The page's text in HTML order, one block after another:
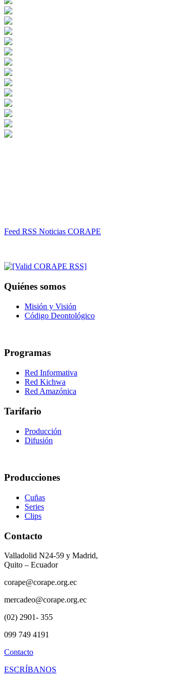
Feed RSS Noticias CORAPE
Quiénes somos
Misión y Visión
Código Deontológico
Programas
Red Informativa
Red Kichwa
Red Amazónica
Tarifario
Producción
Difusión
Producciones
Cuñas
Series
Clips
Contacto
Valladolid N24-59 y Madrid,
Quito – Ecuador
corape@corape.org.ec
mercadeo@corape.org.ec
(02) 2901- 355
099 749 4191
Contacto
ESCRÍBANOS